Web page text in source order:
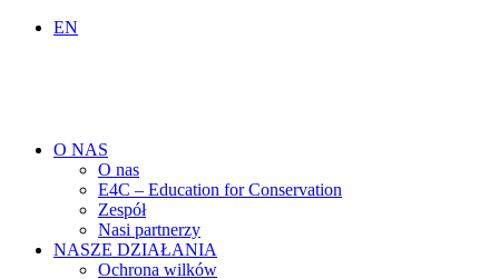
EN
O NAS
O nas
E4C – Education for Conservation
Zespół
Nasi partnerzy
NASZE DZIAŁANIA
Ochrona wilków